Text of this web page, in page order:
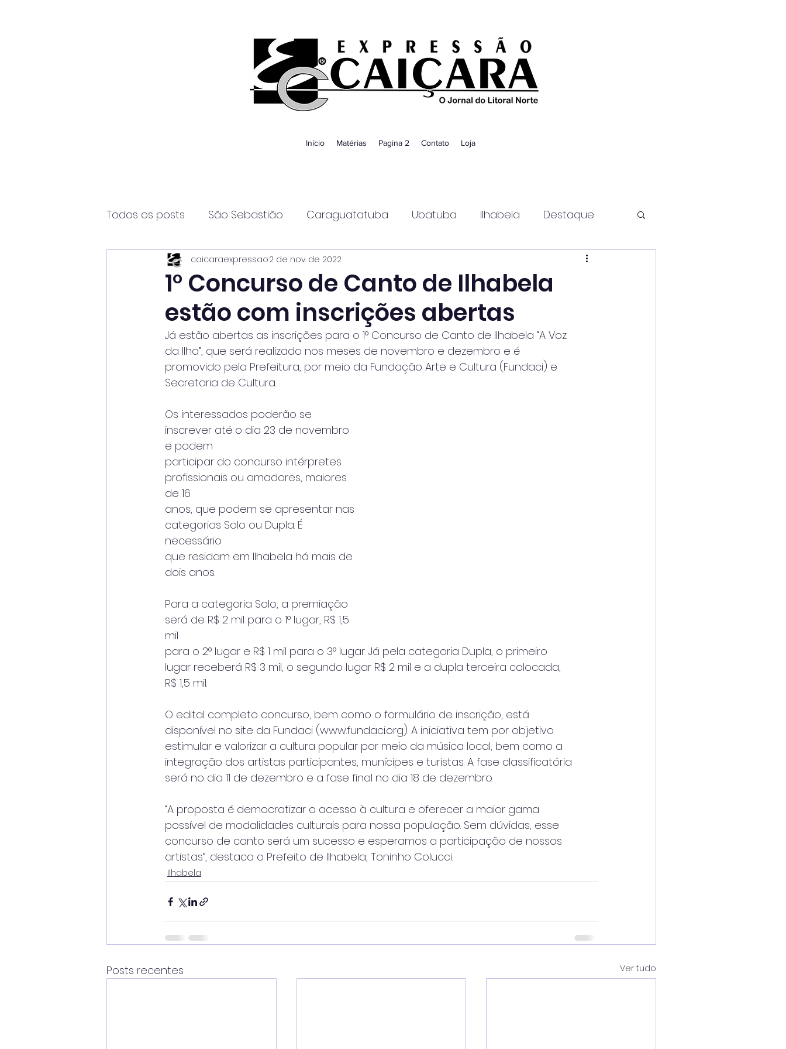
Início Matérias Pagina 2 Contato Loja
Todos os posts São Sebastião Caraguatatuba Ubatuba Ilhabela Destaque
Página2 Itanhaém Guaratinguetá
1° Concurso de Canto de Ilhabela
estão com inscrições abertas
caicaraexpressao2 de nov. de 2022
Já estão abertas as inscrições para o 1° Concurso de Canto de Ilhabela “A Voz
da Ilha”, que será realizado nos meses de novembro e dezembro e é
promovido pela Prefeitura, por meio da Fundação Arte e Cultura (Fundaci) e
Secretaria de Cultura.
Os interessados poderão se
inscrever até o dia 23 de novembro
e podem
participar do concurso intérpretes
profissionais ou amadores, maiores
de 16
anos, que podem se apresentar nas
categorias Solo ou Dupla. É
necessário
que residam em Ilhabela há mais de
dois anos.
Para a categoria Solo, a premiação
será de R$ 2 mil para o 1° lugar, R$ 1,5
mil
para o 2° lugar e R$ 1 mil para o 3° lugar. Já pela categoria Dupla, o primeiro
lugar receberá R$ 3 mil, o segundo lugar R$ 2 mil e a dupla terceira colocada,
R$ 1,5 mil.
O edital completo concurso, bem como o formulário de inscrição, está
disponível no site da Fundaci (www.fundaci.org). A iniciativa tem por objetivo
estimular e valorizar a cultura popular por meio da música local, bem como a
integração dos artistas participantes, munícipes e turistas. A fase classificatória
será no dia 11 de dezembro e a fase final no dia 18 de dezembro.
“A proposta é democratizar o acesso à cultura e oferecer a maior gama
possível de modalidades culturais para nossa população. Sem dúvidas, esse
concurso de canto será um sucesso e esperamos a participação de nossos
artistas”, destaca o Prefeito de Ilhabela, Toninho Colucci.
Ilhabela
Posts recentes Ver tudo